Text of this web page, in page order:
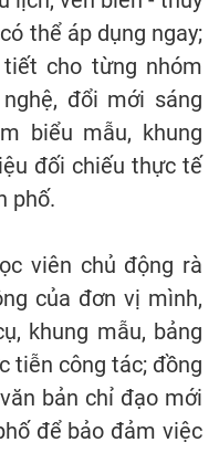
thể áp dụng ngay;
cho từng nhóm
đổi mới sáng
biểu mẫu, khung
đối chiếu thực tế
phố.
viên chủ động rà
của đơn vị mình,
khung mẫu, bảng
tiễn công tác; đồng
bản chỉ đạo mới
để bảo đảm việc